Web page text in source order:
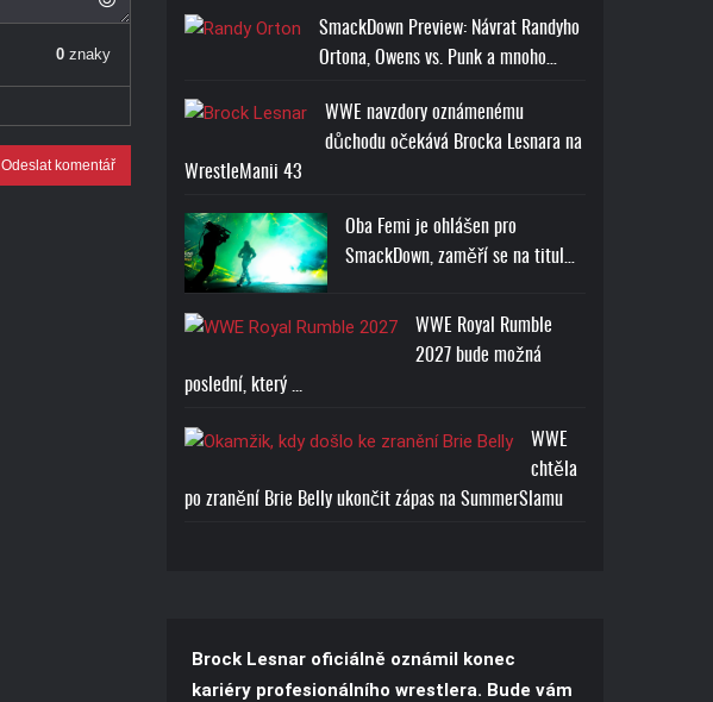
0 znaky
Odeslat komentář
SmackDown Preview: Návrat Randyho
Ortona, Owens vs. Punk a mnoho…
WWE navzdory oznámenému
důchodu očekává Brocka Lesnara na
WrestleManii 43
Oba Femi je ohlášen pro
SmackDown, zaměří se na titul…
WWE Royal Rumble
2027 bude možná
poslední, který ...
WWE
chtěla
po zranění Brie Belly ukončit zápas na SummerSlamu
Brock Lesnar oficiálně oznámil konec
kariéry profesionálního wrestlera. Bude vám